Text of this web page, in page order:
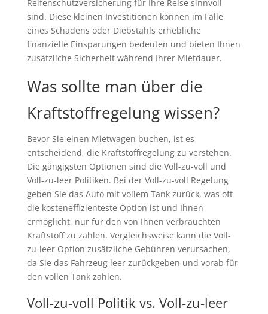
Reifenschutzversicherung für Ihre Reise sinnvoll
sind. Diese kleinen Investitionen können im Falle
eines Schadens oder Diebstahls erhebliche
finanzielle Einsparungen bedeuten und bieten Ihnen
zusätzliche Sicherheit während Ihrer Mietdauer.
Was sollte man über die
Kraftstoffregelung wissen?
Bevor Sie einen Mietwagen buchen, ist es
entscheidend, die Kraftstoffregelung zu verstehen.
Die gängigsten Optionen sind die Voll-zu-voll und
Voll-zu-leer Politiken. Bei der Voll-zu-voll Regelung
geben Sie das Auto mit vollem Tank zurück, was oft
die kosteneffizienteste Option ist und Ihnen
ermöglicht, nur für den von Ihnen verbrauchten
Kraftstoff zu zahlen. Vergleichsweise kann die Voll-
zu-leer Option zusätzliche Gebühren verursachen,
da Sie das Fahrzeug leer zurückgeben und vorab für
den vollen Tank zahlen.
Voll-zu-voll Politik vs. Voll-zu-leer